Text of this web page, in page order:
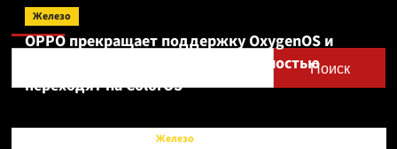
не
Поиск
Поиск
Железо
OPPO прекращает поддержку OxygenOS и
Realme UI — OnePlus и realme полностью
переходят на ColorOS
Железо